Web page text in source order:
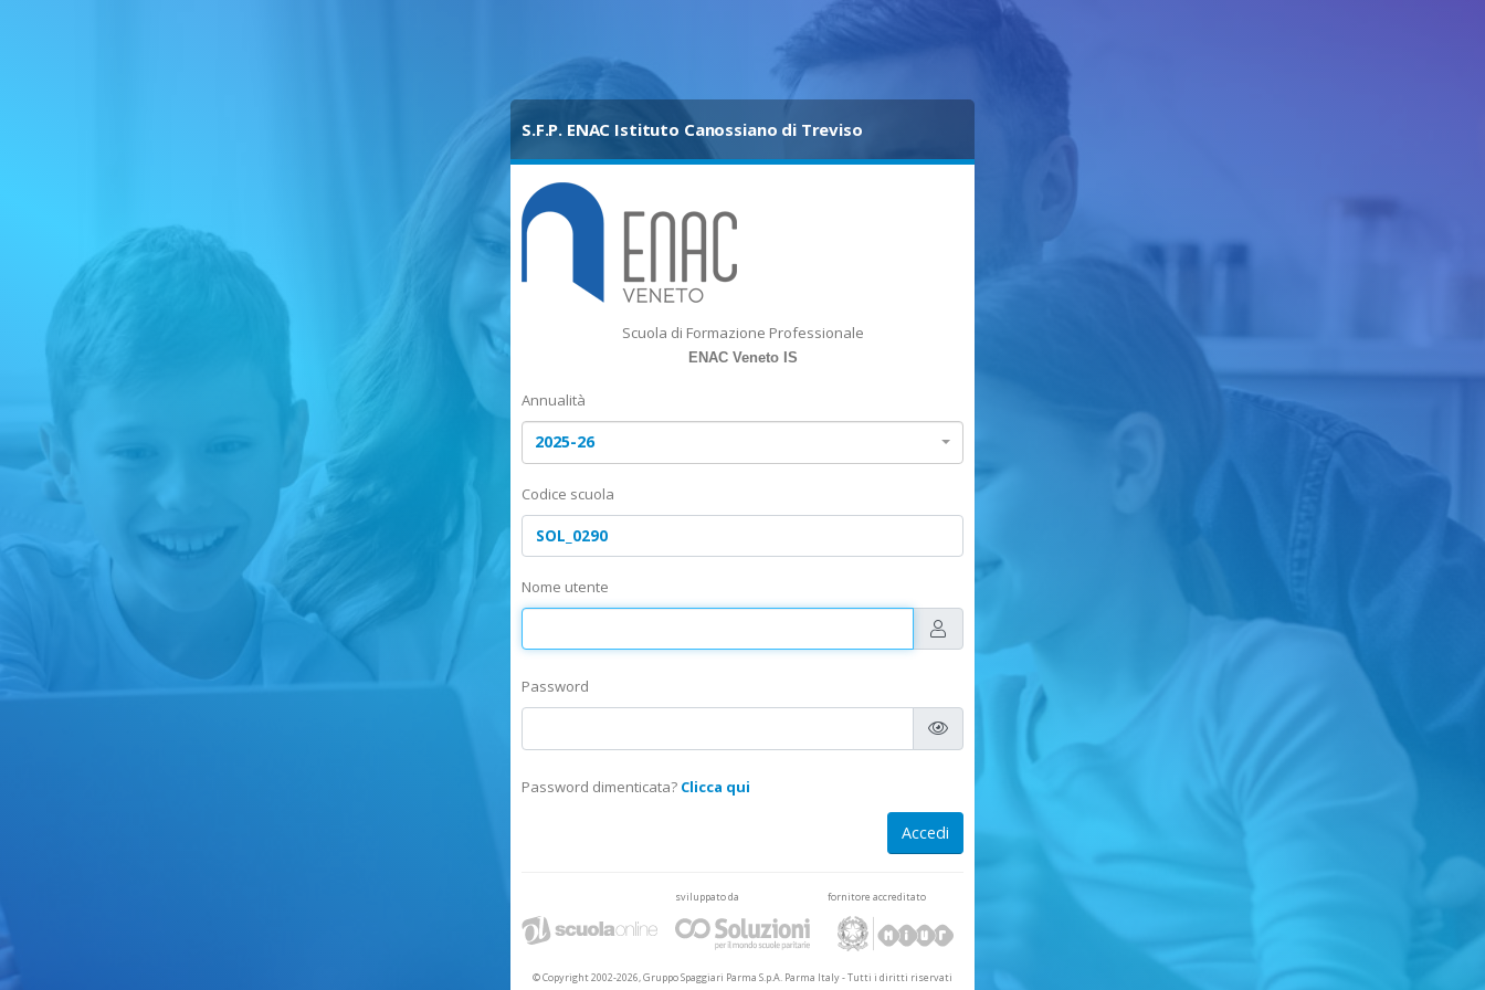
S.F.P. ENAC Istituto Canossiano di Treviso
Scuola di Formazione Professionale
ENAC Veneto IS
Annualità
2025-26
Codice scuola
Nome utente
Password
Password dimenticata? Clicca qui
sviluppato da fornitore accreditato
© Copyright 2002-2026, Gruppo Spaggiari Parma S.p.A. Parma Italy-Tutti i diritti riservati